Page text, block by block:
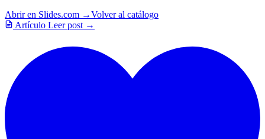
Abrir en Slides.com →Volver al catálogo
Artículo Leer post →